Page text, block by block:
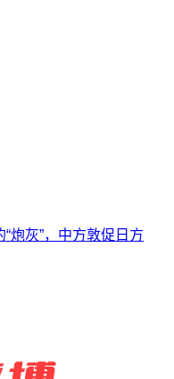
炮灰”，中方敦促日方